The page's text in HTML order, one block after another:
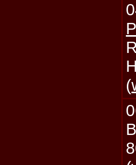
(